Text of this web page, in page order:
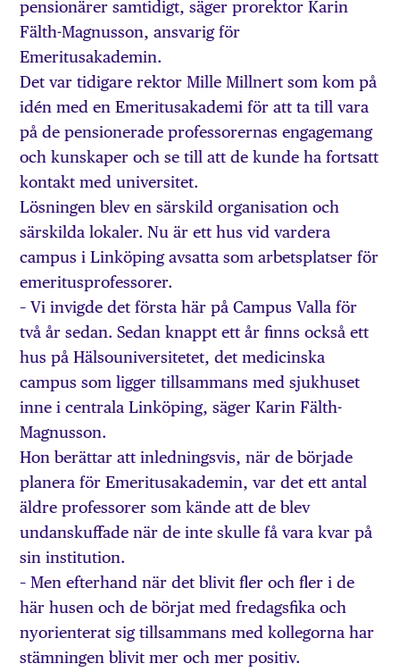
pensionärer samtidigt, säger prorektor Karin
Fälth-Magnusson, ansvarig för
Emeritusakademin.
Det var tidigare rektor Mille Millnert som kom på
idén med en Emeritusakademi för att ta till vara
på de pensionerade professorernas engagemang
och kunskaper och se till att de kunde ha fortsatt
kontakt med universitet.
Lösningen blev en särskild organisation och
särskilda lokaler. Nu är ett hus vid vardera
campus i Linköping avsatta som arbetsplatser för
emeritusprofessorer.
– Vi invigde det första här på Campus Valla för
två år sedan. Sedan knappt ett år finns också ett
hus på Hälsouniversitetet, det medicinska
campus som ligger tillsammans med sjukhuset
inne i centrala Linköping, säger Karin Fälth-
Magnusson.
Hon berättar att inledningsvis, när de började
planera för Emeritusakademin, var det ett antal
äldre professorer som kände att de blev
undanskuffade när de inte skulle få vara kvar på
sin institution.
– Men efterhand när det blivit fler och fler i de
här husen och de börjat med fredagsfika och
nyorienterat sig tillsammans med kollegorna har
stämningen blivit mer och mer positiv.